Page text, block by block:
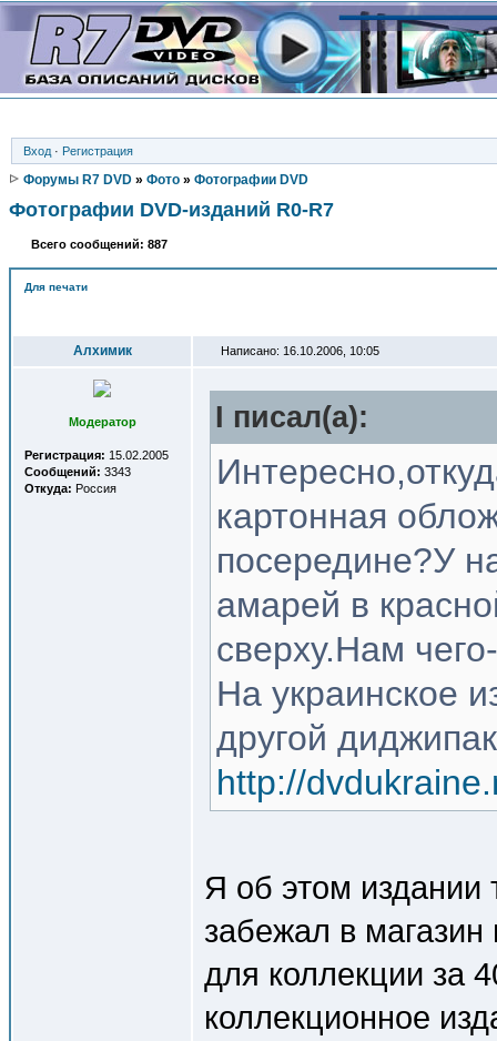
Вход · Регистрация
Форумы R7 DVD » Фото » Фотографии DVD
Фотографии DVD-изданий R0-R7
Всего сообщений: 887
Для печати
Алхимик Написано: 16.10.2006, 10:05
Модератор
Регистрация: 15.02.2005
Сообщений: 3343
Откуда: Россия
I писал(a):
картонная
посередине?У
амарей в
сверху.Нам
На украинское
другой диджипак
http://
Я об этом издании
забежал в
для коллекции за
коллекционное